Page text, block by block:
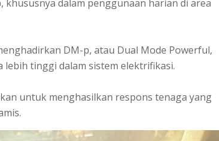
dalam penggunaan harian di area
DM-p, atau Dual Mode Powerful,
tinggi dalam sistem elektrifikasi.
untuk menghasilkan respons tenaga yang